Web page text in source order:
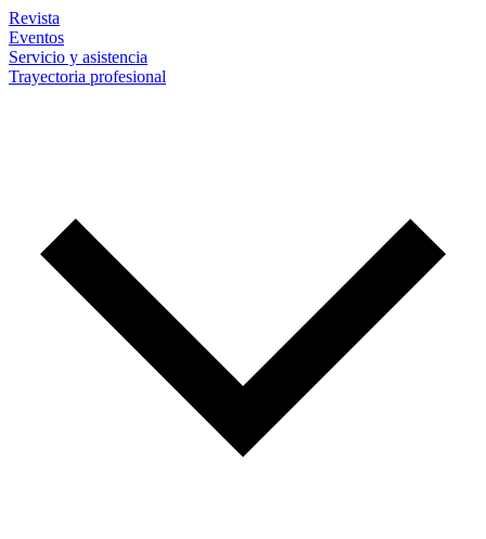
Revista
Eventos
Servicio y asistencia
Trayectoria profesional